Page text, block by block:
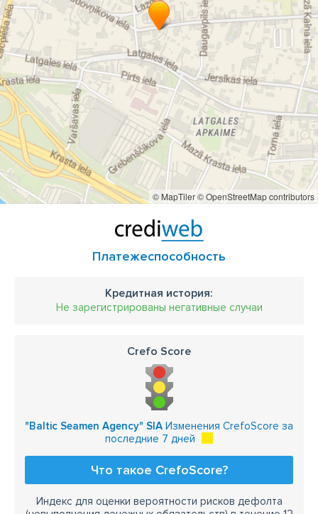
© MapTiler© OpenStreetMap contributors
Платежеспособность
Кредитная история:
Не зарегистрированы негативные случаи
Crefo Score
"Baltic Seamen Agency" SIA Изменения CrefoScore за
последние 7 дней
Что такое CrefoScore?
Индекс для оценки вероятности рисков дефолта